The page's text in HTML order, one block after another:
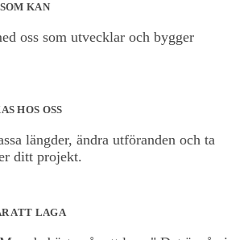
KAN
oss som utvecklar och bygger
HOS OSS
längder, ändra utföranden och ta
ditt projekt.
ATT LAGA